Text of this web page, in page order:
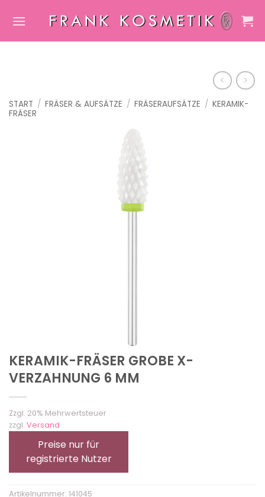
Inhalt
START / FRÄSER & AUFSÄTZE / FRÄSERAUFSÄTZE / KERAMIK-
FRÄSER
KERAMIK-FRÄSER GROBE X-
VERZAHNUNG 6 MM
Zzgl. 20% Mehrwertsteuer
zzgl. Versand
Preise nur für
registrierte Nutzer
Artikelnummer: 141045